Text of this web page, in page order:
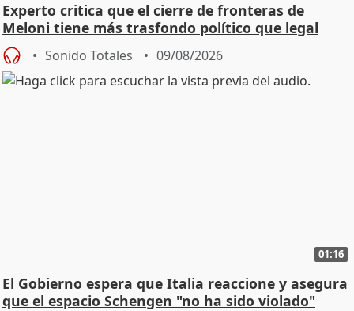
Experto critica que el cierre de fronteras de
Meloni tiene más trasfondo político que legal
Sonido Totales 09/08/2026
01:16
El Gobierno espera que Italia reaccione y asegura
que el espacio Schengen "no ha sido violado"